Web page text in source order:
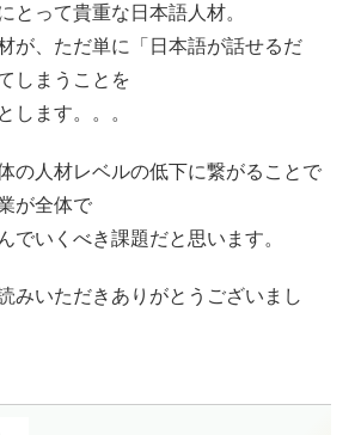
とって貴重な日本語人材。
が、ただ単に「日本語が話せるだ
しまうことを
します。。。
の人材レベルの低下に繋がることで
が全体で
でいくべき課題だと思います。
みいただきありがとうございまし